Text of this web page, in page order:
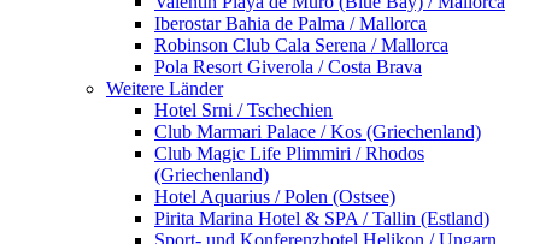
Iberostar Bahia de Palma / Mallorca
Robinson Club Cala Serena / Mallorca
Pola Resort Giverola / Costa Brava
Weitere Länder
Hotel Srni / Tschechien
Club Marmari Palace / Kos (Griechenland)
Club Magic Life Plimmiri / Rhodos
(Griechenland)
Hotel Aquarius / Polen (Ostsee)
Pirita Marina Hotel & SPA / Tallin (Estland)
Sport- und Konferenzhotel Helikon / Ungarn